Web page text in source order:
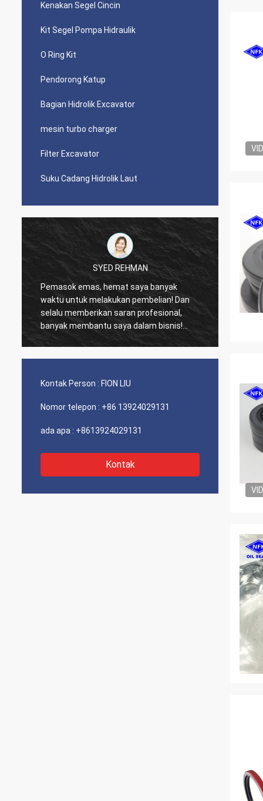
Kenakan Segel Cincin
Kit Segel Pompa Hidraulik
O Ring Kit
Pendorong Katup
Bagian Hidrolik Excavator
mesin turbo charger
Filter Excavator
Suku Cadang Hidrolik Laut
SYED REHMAN
Pemasok emas, hemat saya banyak
waktu untuk melakukan pembelian! Dan
selalu memberikan saran profesional,
banyak membantu saya dalam bisnis!
Terima kasih! Semuanya dalam urutan
berkualitas tinggi dan akan menghubungi
Banyak
kinerja
Kontak Person : FION LIU
Nomor telepon : +86 13924029131
ada apa : +8613924029131
Kontak